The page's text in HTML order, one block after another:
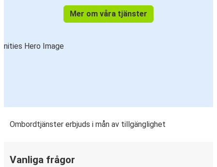
Mer om våra tjänster
Ombordtjänster erbjuds i mån av tillgänglighet
Vanliga frågor